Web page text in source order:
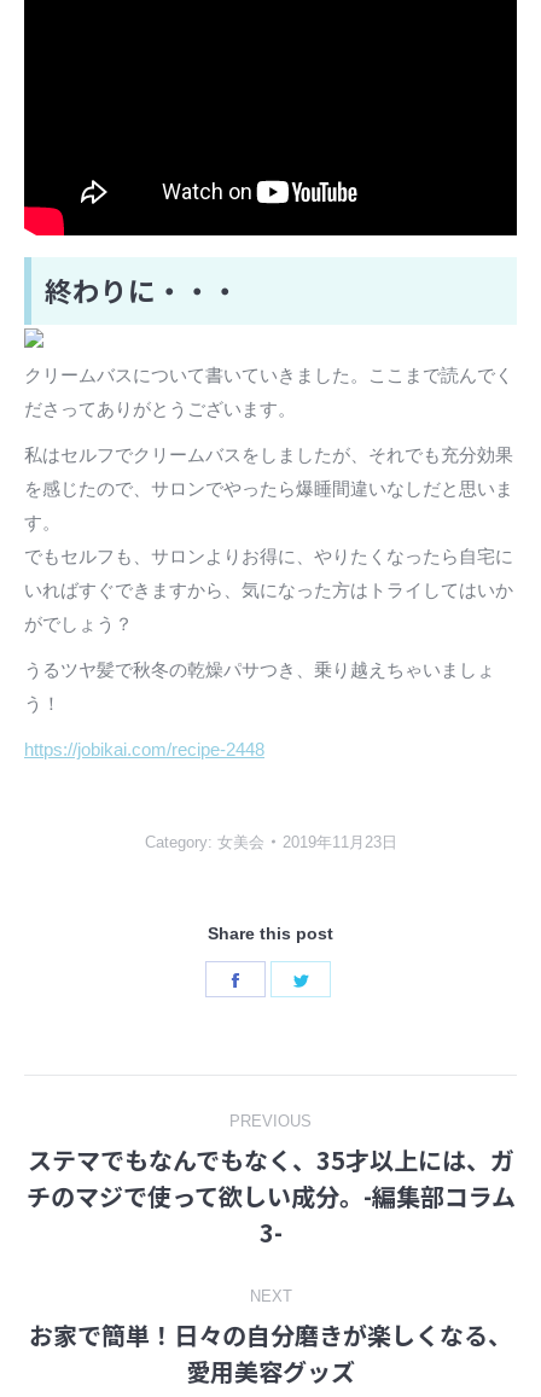
終わりに・・・
クリームバスについて書いていきました。ここまで読んでく
ださってありがとうございます。
私はセルフでクリームバスをしましたが、それでも充分効果
を感じたので、サロンでやったら爆睡間違いなしだと思いま
す。
でもセルフも、サロンよりお得に、やりたくなったら自宅に
いればすぐできますから、気になった方はトライしてはいか
がでしょう？
うるツヤ髪で秋冬の乾燥パサつき、乗り越えちゃいましょ
う！
https://jobikai.com/recipe-2448
Category: 女美会 2019年11月23日
Share this post
Share
navigation
PREVIOUS
Previous
post:
ステマでもなんでもなく、35才以上には、ガ
チのマジで使って欲しい成分。-編集部コラム
3-
NEXT
Next
post:
お家で簡単！日々の自分磨きが楽しくなる、
愛用美容グッズ